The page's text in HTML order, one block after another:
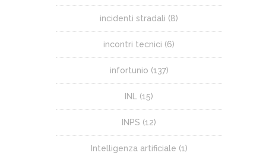
incidenti stradali (8)
incontri tecnici (6)
infortunio (137)
INL (15)
INPS (12)
Intelligenza artificiale (1)